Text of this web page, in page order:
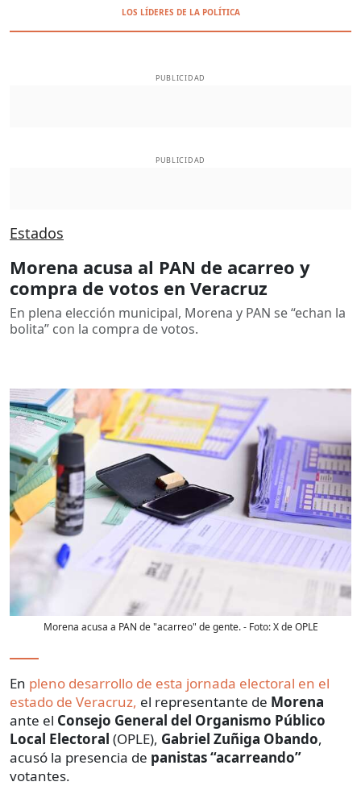
LOS LÍDERES DE LA POLÍTICA
PUBLICIDAD
PUBLICIDAD
Estados
Morena acusa al PAN de acarreo y
compra de votos en Veracruz
En plena elección municipal, Morena y PAN se “echan la
bolita” con la compra de votos.
Morena acusa a PAN de "acarreo" de gente.- Foto:X de OPLE
En pleno desarrollo de esta jornada electoral en el
estado de Veracruz, el representante de Morena
ante el Consejo General del Organismo Público
Local Electoral (OPLE), Gabriel Zuñiga Obando,
acusó la presencia de panistas “acarreando”
votantes.